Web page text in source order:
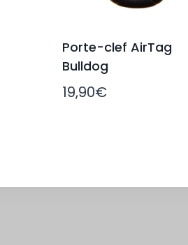
Porte-clef AirTag
Bulldog
19,90€